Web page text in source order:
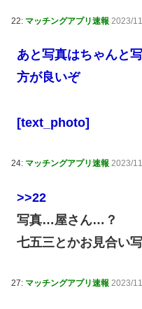
22: マッチングアプリ速報 2023/
あと写真はちゃんと
方が良いぞ
[text_photo]
24: マッチングアプリ速報 2023/
>>22
写真…屋さん…？
七五三とかお見合い
27: マッチングアプリ速報 2023/